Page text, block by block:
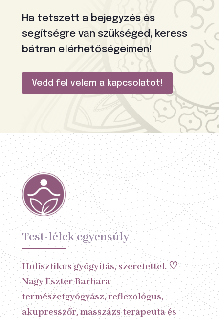
Ha tetszett a bejegyzés és
segítségre van szükséged, keress
bátran elérhetőségeimen!
Vedd fel velem a kapcsolatot!
Test-lélek egyensúly
Holisztikus gyógyítás, szeretettel. ♡
Nagy Eszter Barbara
természetgyógyász, reflexológus,
akupresszőr, masszázs terapeuta és